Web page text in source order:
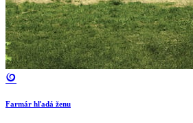
Farmár hľadá ženu